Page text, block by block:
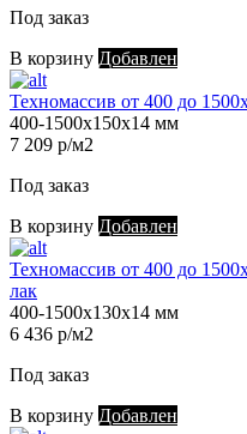
Под заказ
В корзину Добавлен
Техномассив от 400 до
400-1500х150х14 мм
7 209 р/м2
Под заказ
В корзину Добавлен
Техномассив от 400 до
лак
400-1500х130х14 мм
6 436 р/м2
Под заказ
В корзину Добавлен